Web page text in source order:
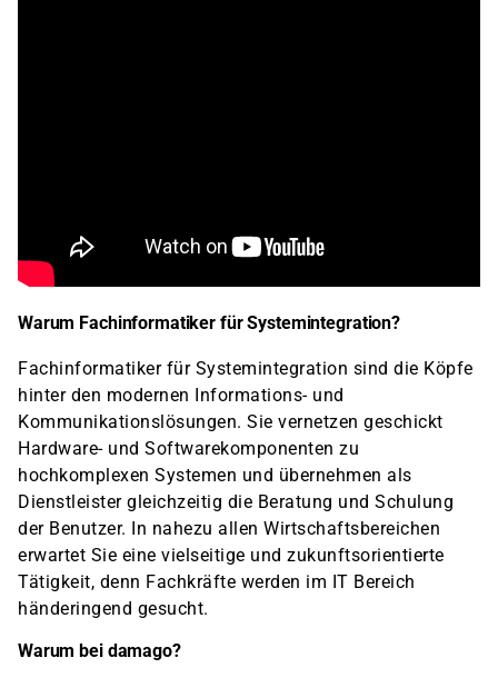
Warum Fachinformatiker für Systemintegration?
Fachinformatiker für Systemintegration sind die Köpfe
hinter den modernen Informations- und
Kommunikationslösungen. Sie vernetzen geschickt
Hardware- und Softwarekomponenten zu
hochkomplexen Systemen und übernehmen als
Dienstleister gleichzeitig die Beratung und Schulung
der Benutzer. In nahezu allen Wirtschaftsbereichen
erwartet Sie eine vielseitige und zukunftsorientierte
Tätigkeit, denn Fachkräfte werden im IT Bereich
händeringend gesucht.
Warum bei damago?